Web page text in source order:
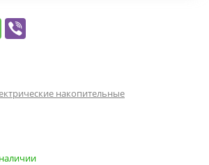
накопительные